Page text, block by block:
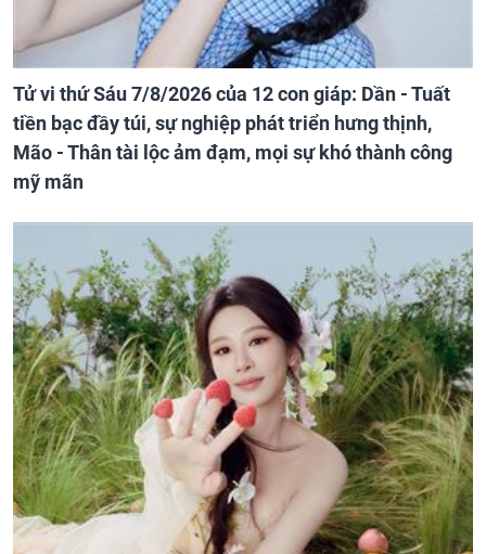
Tử vi thứ Sáu 7/8/2026 của 12 con giáp: Dần - Tuất
tiền bạc đầy túi, sự nghiệp phát triển hưng thịnh,
Mão - Thân tài lộc ảm đạm, mọi sự khó thành công
mỹ mãn